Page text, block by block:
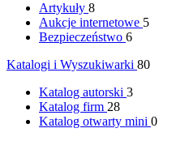
Artykuły 8
Aukcje internetowe 5
Bezpieczeństwo 6
Katalogi i Wyszukiwarki 80
Katalog autorski 3
Katalog firm 28
Katalog otwarty mini 0